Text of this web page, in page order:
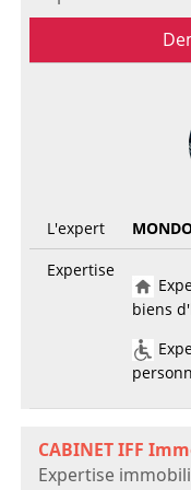
L'expert
Expertise
biens
CABINET IFF
Expertise